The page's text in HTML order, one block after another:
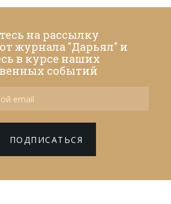
на рассылку
журнала "Дарьял" и
в курсе наших
событий
ПОДПИСАТЬСЯ